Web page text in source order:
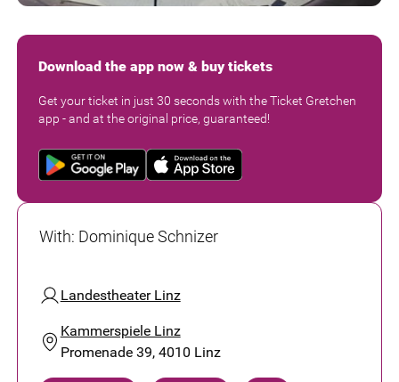
Download the app now & buy tickets
Get your ticket in just 30 seconds with the Ticket Gretchen
app - and at the original price, guaranteed!
With: Dominique Schnizer
Landestheater Linz
Kammerspiele Linz
Promenade 39, 4010 Linz